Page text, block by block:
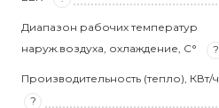
Диапазон рабочих температур
наруж.воздуха, охлаждение, С°
?
Производительность (тепло), КВт/ч
?